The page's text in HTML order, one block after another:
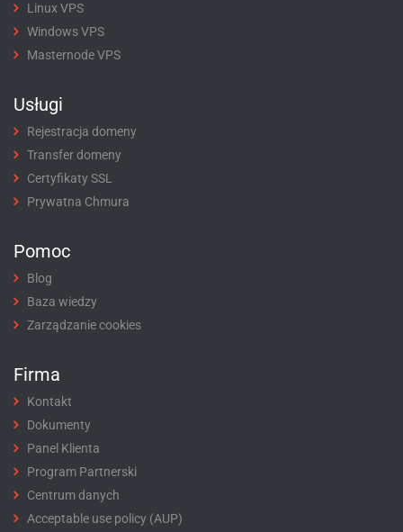
Linux VPS
Windows VPS
Masternode VPS
Usługi
Rejestracja domeny
Transfer domeny
Certyfikaty SSL
Prywatna Chmura
Pomoc
Blog
Baza wiedzy
Zarządzanie cookies
Firma
Kontakt
Dokumenty
Panel Klienta
Program Partnerski
Centrum danych
Acceptable use policy (AUP)